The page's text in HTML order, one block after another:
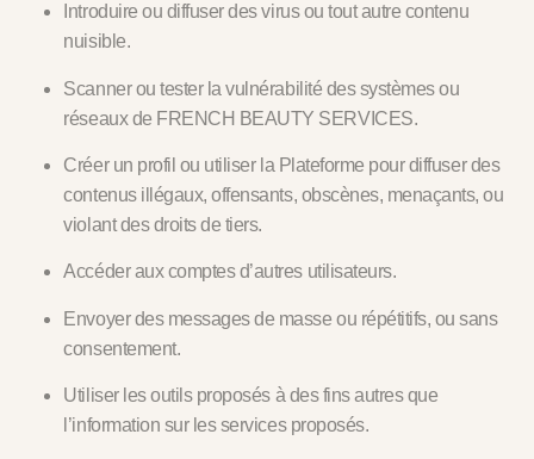
Introduire ou diffuser des virus ou tout autre contenu
nuisible.
Scanner ou tester la vulnérabilité des systèmes ou
réseaux de FRENCH BEAUTY SERVICES.
Créer un profil ou utiliser la Plateforme pour diffuser des
contenus illégaux, offensants, obscènes, menaçants, ou
violant des droits de tiers.
Accéder aux comptes d’autres utilisateurs.
Envoyer des messages de masse ou répétitifs, ou sans
consentement.
Utiliser les outils proposés à des fins autres que
l’information sur les services proposés.